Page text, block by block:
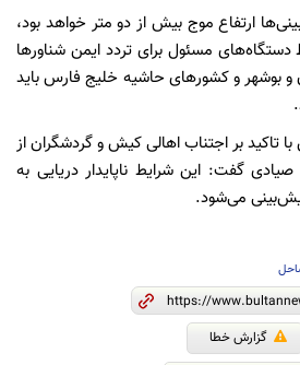
ارتفاع موج بیش از دو متر خواهد بود،
دستگاه‌های مسئول برای تردد ایمن شناورها
و بوشهر و کشورهای حاشیه خلیج فارس باید
تاکید بر اجتناب اهالی کیش و گردشگران از
گفت: این شرایط ناپایدار دریایی به
می‌شود.
گزارش خطا